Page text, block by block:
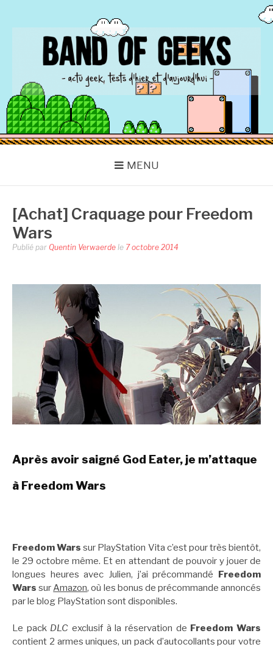
BAND OF GEEKS
Actu Geek d'hier et d'aujourd'hui
MENU
[Achat] Craquage pour Freedom
Wars
Publié par Quentin Verwaerde le 7 octobre 2014
Après avoir saigné God Eater, je m’attaque
à Freedom Wars
Freedom Wars sur PlayStation Vita c’est pour très bientôt,
le 29 octobre même. Et en attendant de pouvoir y jouer de
longues heures avec Julien, j’ai précommandé Freedom
Wars surAmazon, où les bonus de précommande annoncés
par le blog PlayStation sont disponibles.
Le pack DLC exclusif à la réservation de Freedom Wars
contient 2 armes uniques, un pack d’autocollants pour votre